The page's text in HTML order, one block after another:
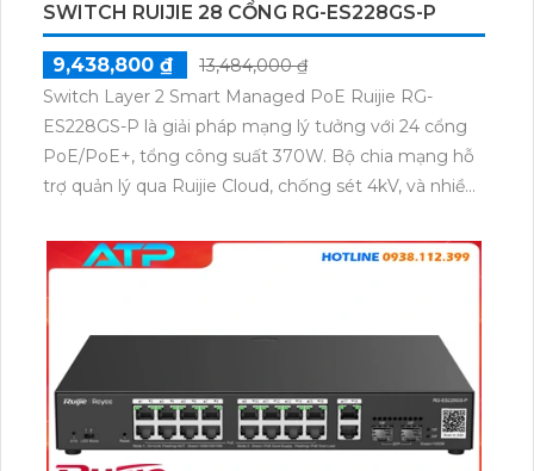
SWITCH RUIJIE 28 CỔNG RG-ES228GS-P
9,438,800 ₫
13,484,000 ₫
Switch Layer 2 Smart Managed PoE Ruijie RG-
ES228GS-P là giải pháp mạng lý tưởng với 24 cổng
PoE/PoE+, tổng công suất 370W. Bộ chia mạng hỗ
trợ quản lý qua Ruijie Cloud, chống sét 4kV, và nhiều
văn phòng và doanh nghiệp.